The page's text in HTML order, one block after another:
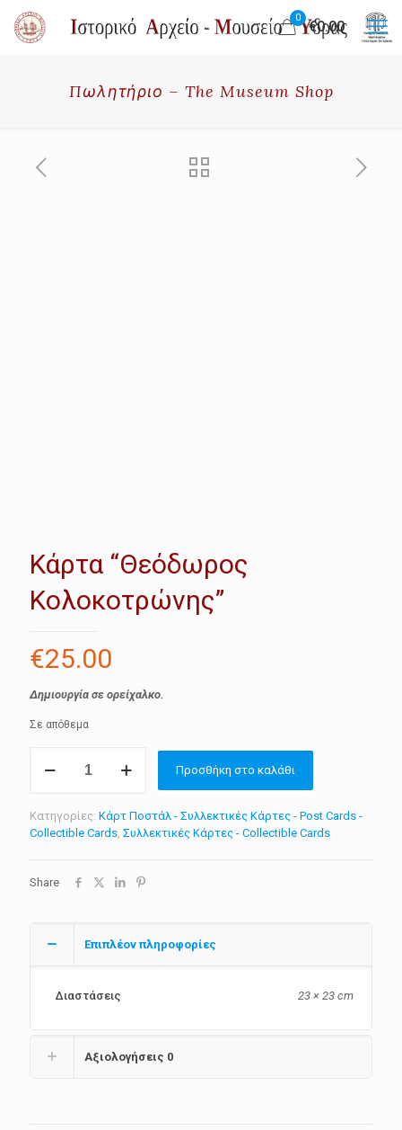
0
€0.00
Πωλητήριο – The Museum Shop
Κάρτα “Θεόδωρος
Κολοκοτρώνης”
€25.00
Δημιουργία σε ορείχαλκο.
Σε απόθεμα
"Θεόδωρος
Προσθήκη στο καλάθι
Κατηγορίες: Κάρτ Ποστάλ - Συλλεκτικές Κάρτες - Post Cards -
Collectible Cards, Συλλεκτικές Κάρτες - Collectible Cards
Share
Επιπλέον πληροφορίες
Διαστάσεις 23 × 23 cm
Αξιολογήσεις 0